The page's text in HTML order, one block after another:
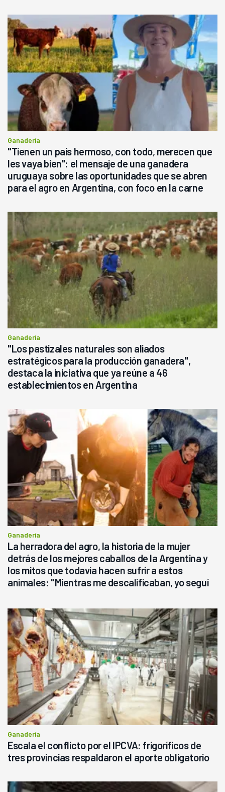
Ganadería
"Tienen un país hermoso, con todo, merecen que
les vaya bien": el mensaje de una ganadera
uruguaya sobre las oportunidades que se abren
para el agro en Argentina, con foco en la carne
Ganadería
"Los pastizales naturales son aliados
estratégicos para la producción ganadera",
destaca la iniciativa que ya reúne a 46
establecimientos en Argentina
Ganadería
La herradora del agro, la historia de la mujer
detrás de los mejores caballos de la Argentina y
los mitos que todavía hacen sufrir a estos
animales: "Mientras me descalificaban, yo seguí
Ganadería
Escala el conflicto por el IPCVA: frigoríficos de
tres provincias respaldaron el aporte obligatorio